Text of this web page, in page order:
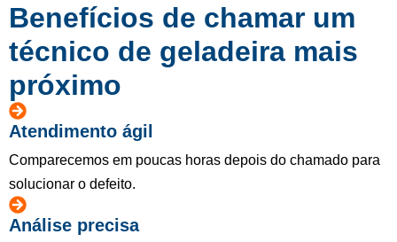
Benefícios de chamar um
técnico de geladeira mais
próximo
Atendimento ágil
Comparecemos em poucas horas depois do chamado para
solucionar o defeito.
Análise precisa